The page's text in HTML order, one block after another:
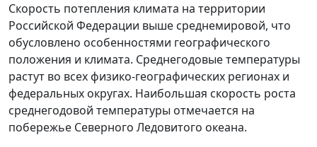
Скорость потепления климата на территории
Российской Федерации выше среднемировой, что
обусловлено особенностями географического
положения и климата. Среднегодовые температуры
растут во всех физико-географических регионах и
федеральных округах. Наибольшая скорость роста
среднегодовой температуры отмечается на
побережье Северного Ледовитого океана.